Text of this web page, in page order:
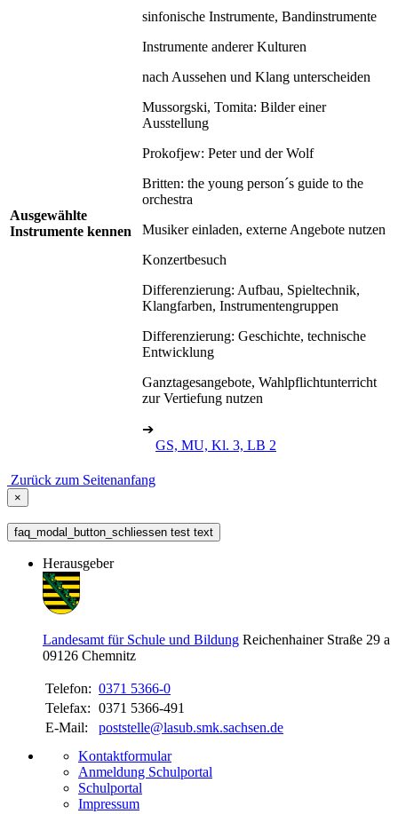
Ausgewählte
Instrumente kennen
sinfonische Instrumente, Bandinstrumente
Instrumente anderer Kulturen
nach Aussehen und Klang unterscheiden
Mussorgski, Tomita: Bilder einer
Ausstellung
Prokofjew: Peter und der Wolf
Britten: the young person´s guide to the
orchestra
Musiker einladen, externe Angebote nutzen
Konzertbesuch
Differenzierung: Aufbau, Spieltechnik,
Klangfarben, Instrumentengruppen
Differenzierung: Geschichte, technische
Entwicklung
Ganztagesangebote, Wahlpflichtunterricht
zur Vertiefung nutzen
➔
GS, MU, Kl. 3, LB 2
Zurück zum Seitenanfang
×
faq_modal_button_schliessen test text
Herausgeber
Landesamt für Schule und Bildung Reichenhainer Straße 29 a
09126 Chemnitz
Telefon: 0371 5366-0
Telefax: 0371 5366-491
E-Mail:
poststelle@lasub.smk.sachsen.de
Kontaktformular
Anmeldung Schulportal
Schulportal
Impressum